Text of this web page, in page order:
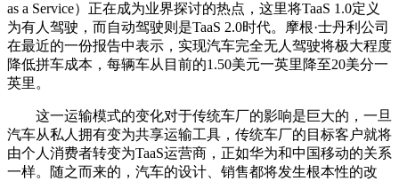
as a Service）正在成为业界探讨的热点，这里将TaaS 1.0定义
为有人驾驶，而自动驾驶则是TaaS 2.0时代。摩根·士丹利公司
在最近的一份报告中表示，实现汽车完全无人驾驶将极大程度
降低拼车成本，每辆车从目前的1.50美元一英里降至20美分一
英里。
这一运输模式的变化对于传统车厂的影响是巨大的，一旦
汽车从私人拥有变为共享运输工具，传统车厂的目标客户就将
由个人消费者转变为TaaS运营商，正如华为和中国移动的关系
一样。随之而来的，汽车的设计、销售都将发生根本性的改